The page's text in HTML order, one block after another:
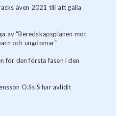
även 2021 till att gälla
av "Beredskapsplanen mot
och ungdomar"
för den första fasen i den
O.Ss.S har avlidit